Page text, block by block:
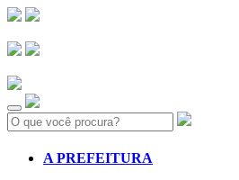
Search:
A PREFEITURA